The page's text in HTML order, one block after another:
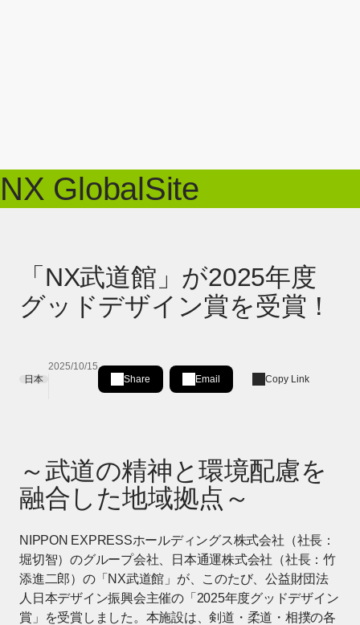
NX GlobalSite
「NX武道館」が2025年度
グッドデザイン賞を受賞！
日本
2025/10/15
Share
Share on LinkedIn
[Open in new window]
Email Copy Link
～武道の精神と環境配慮を
融合した地域拠点～
NIPPON EXPRESSホールディングス株式会社（社長：
堀切智）のグループ会社、日本通運株式会社（社長：竹
添進二郎）の「NX武道館」が、このたび、公益財団法
人日本デザイン振興会主催の「2025年度グッドデザイン
賞」を受賞しました。本施設は、剣道・柔道・相撲の各